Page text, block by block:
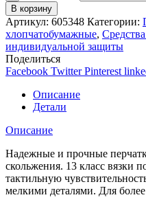
В корзину
Артикул: 605348 Категории:
хлопчатобумажные,
индивидуальной защиты
Поделиться
Facebook Twitter Pinterest
Описание
Детали
Описание
Надежные и прочные
скольжения. 13 класс вязки
тактильную
мелкими деталями. Для